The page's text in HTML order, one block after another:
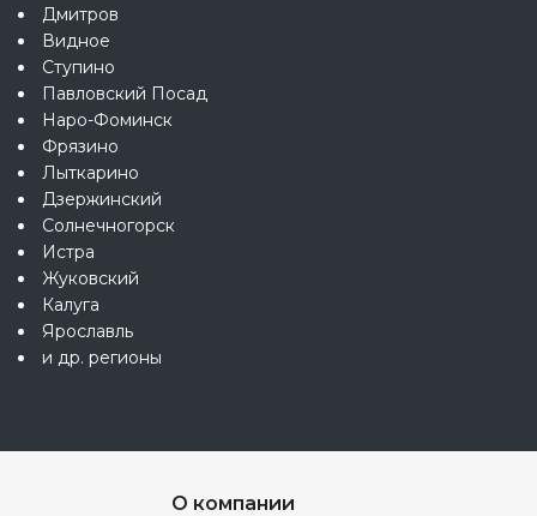
Дмитров
Видное
Ступино
Павловский Посад
Наро-Фоминск
Фрязино
Лыткарино
Дзержинский
Солнечногорск
Истра
Жуковский
Калуга
Ярославль
и др. регионы
О компании